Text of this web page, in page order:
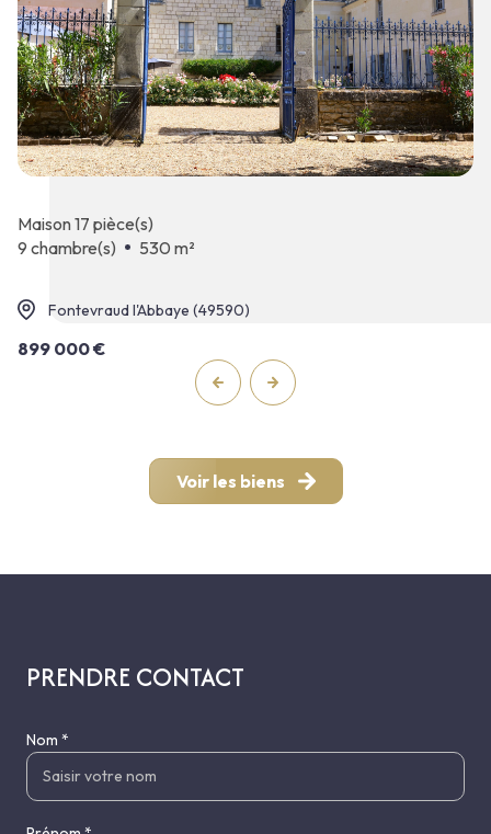
maison 17 pièce(s)
9 chambre(s)
530 m²
Fontevraud l'Abbaye (49590)
899 000 €
Voir les biens
PRENDRE CONTACT
Nom *